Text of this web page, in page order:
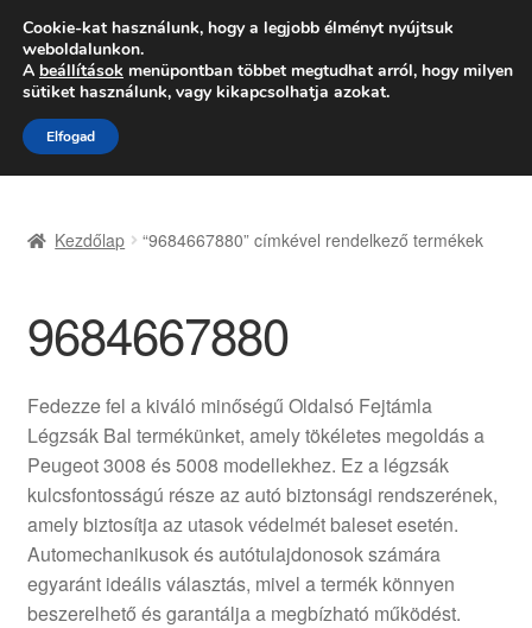
SZÁLLÍTÁS 2618 Ft-tól
Hétfő-Péntek 9:00–16:0006 80 088 054
Ugrás
a
navigációhoz
Kilépés
a
tartalomba
Adatvédelmi irányelvek
Felhasználási feltételek
Kifizetések
Panasz
Panaszkezelési szabályzat
Kezdőlap “9684667880” címkével rendelkező termékek
9684667880
Fedezze fel a kiváló minőségű Oldalsó Fejtámla
Légzsák Bal termékünket, amely tökéletes megoldás a
Peugeot 3008 és 5008 modellekhez. Ez a légzsák
kulcsfontosságú része az autó biztonsági rendszerének,
amely biztosítja az utasok védelmét baleset esetén.
Automechanikusok és autótulajdonosok számára
egyaránt ideális választás, mivel a termék könnyen
beszerelhető és garantálja a megbízható működést.
Cookie-kat használunk, hogy a legjobb élményt nyújtsuk
weboldalunkon.
A beállítások menüpontban többet megtudhat arról, hogy milyen
sütiket használunk, vagy kikapcsolhatja azokat.
Elfogad